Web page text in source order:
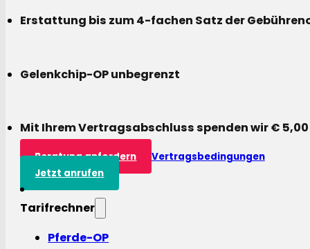
Erstattung bis zum 4-fachen Satz der
Gelenkchip-OP unbegrenzt
Mit Ihrem Vertragsabschluss spenden wir €
Beratung anfordern
Vertragsbedingungen
Jetzt anrufen
Tarifrechner
Pferde-OP